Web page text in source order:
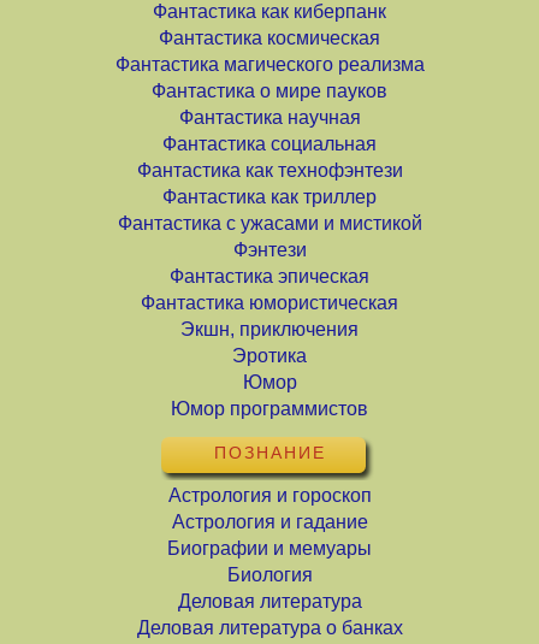
Фантастика как киберпанк
Фантастика космическая
Фантастика магического реализма
Фантастика о мире пауков
Фантастика научная
Фантастика социальная
Фантастика как технофэнтези
Фантастика как триллер
Фантастика с ужасами и мистикой
Фэнтези
Фантастика эпическая
Фантастика юмористическая
Экшн, приключения
Эротика
Юмор
Юмор программистов
ПОЗНАНИЕ
Астрология и гороскоп
Астрология и гадание
Биографии и мемуары
Биология
Деловая литература
Деловая литература о банках